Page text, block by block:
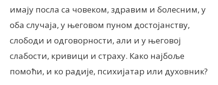
имају посла са човеком, здравим и болесним, у
оба случаја, у његовом пуном достојанству,
слободи и одговорности, али и у његовој
слабости, кривици и страху. Како најбоље
помоћи, и ко радије, психијатар или духовник?